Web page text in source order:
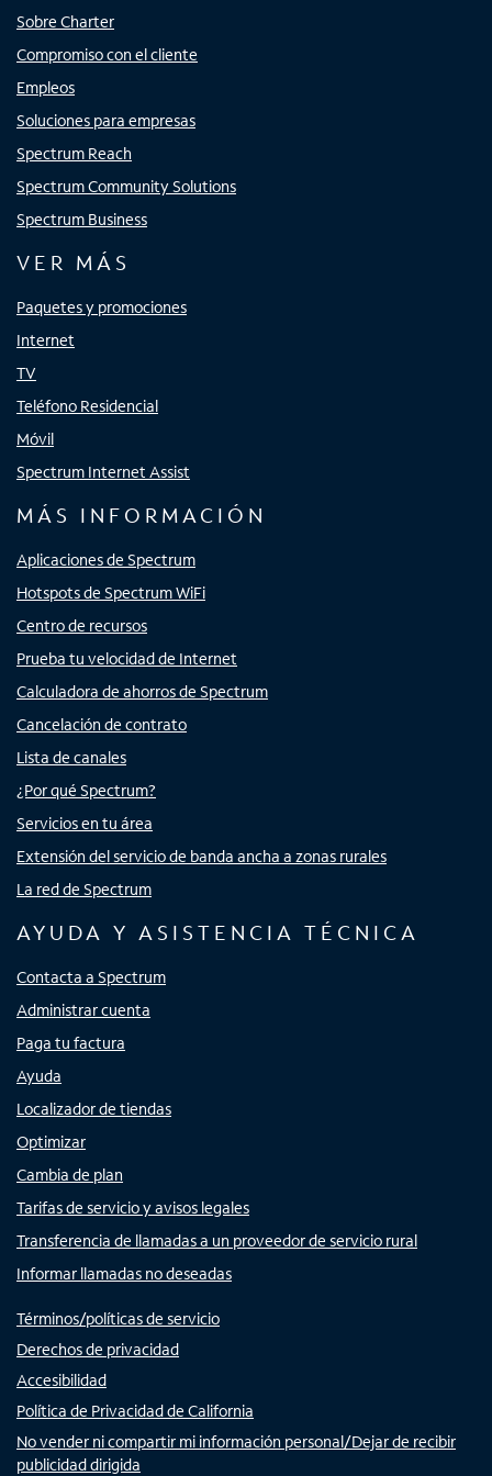
Sobre Charter
Compromiso con el cliente
Empleos
Soluciones para empresas
Spectrum Reach
Spectrum Community Solutions
Spectrum Business
VER MÁS
Paquetes y promociones
Internet
TV
Teléfono Residencial
Móvil
Spectrum Internet Assist
MÁS INFORMACIÓN
Aplicaciones de Spectrum
Hotspots de Spectrum WiFi
Centro de recursos
Prueba tu velocidad de Internet
Calculadora de ahorros de Spectrum
Cancelación de contrato
Lista de canales
¿Por qué Spectrum?
Servicios en tu área
Extensión del servicio de banda ancha a zonas rurales
La red de Spectrum
AYUDA Y ASISTENCIA TÉCNICA
Contacta a Spectrum
Administrar cuenta
Paga tu factura
Ayuda
Localizador de tiendas
Optimizar
Cambia de plan
Tarifas de servicio y avisos legales
Transferencia de llamadas a un proveedor de servicio rural
Informar llamadas no deseadas
Términos/políticas de servicio
Derechos de privacidad
Accesibilidad
Política de Privacidad de California
No vender ni compartir mi información personal/Dejar de recibir
publicidad dirigida